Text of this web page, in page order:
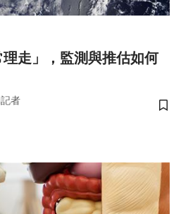
走」，監測與推估如何
者
儲